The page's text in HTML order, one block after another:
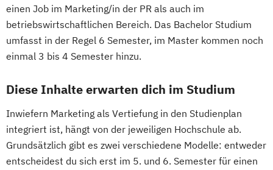
einen Job im Marketing/in der PR als auch im
betriebswirtschaftlichen Bereich. Das Bachelor Studium
umfasst in der Regel 6 Semester, im Master kommen noch
einmal 3 bis 4 Semester hinzu.
Diese Inhalte erwarten dich im Studium
Inwiefern Marketing als Vertiefung in den Studienplan
integriert ist, hängt von der jeweiligen Hochschule ab.
Grundsätzlich gibt es zwei verschiedene Modelle: entweder
entscheidest du sich erst im 5. und 6. Semester für einen